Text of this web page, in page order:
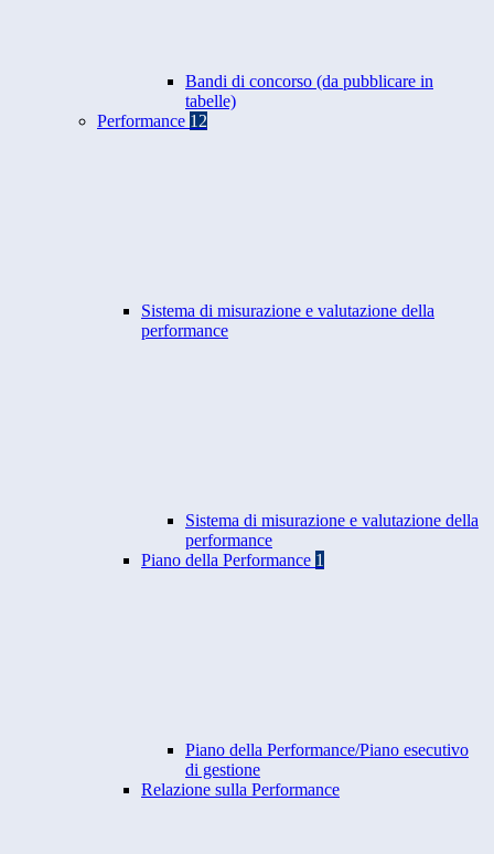
Bandi di concorso (da pubblicare in
tabelle)
Performance 12
Sistema di misurazione e valutazione della
performance
Sistema di misurazione e valutazione della
performance
Piano della Performance 1
Piano della Performance/Piano esecutivo
di gestione
Relazione sulla Performance